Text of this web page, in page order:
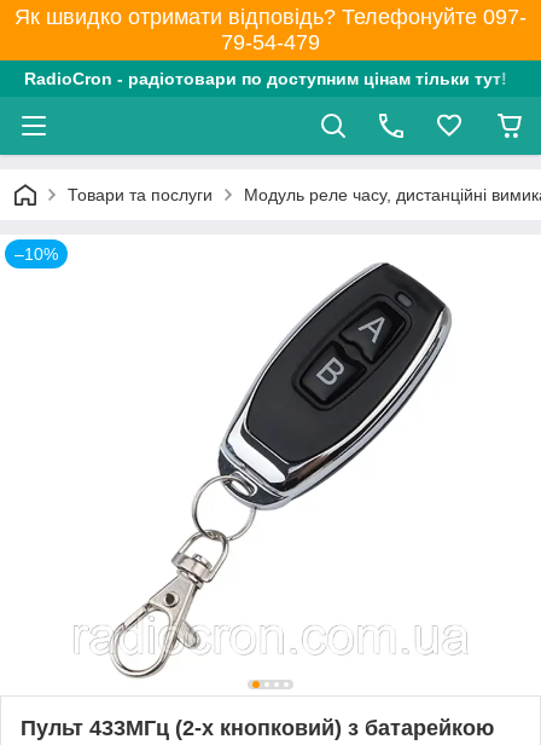
Як швидко отримати відповідь? Телефонуйте 097-
79-54-479
RadioCron - радіотовари по доступним цінам тільки тут!
Товари та послуги Модуль реле часу, дистанційні
–10%
Пульт 433МГц (2-х кнопковий) з батарейкою